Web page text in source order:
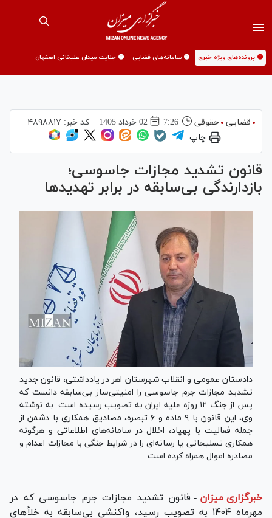
🟡 پرونده‌های ویژه خبری 🟡 سامانه‌های قضایی 🟡 جنایت میدان علیخانی اصفهان
قضایی حقوقی 7:26 02 خرداد 1405 کد خبر: ۴۸۹۸۸۱۷
چاپ
قانون تشدید مجازات جاسوسی؛
بازدارندگی بی‌سابقه در برابر تهدید‌ها
دادستان عمومی و انقلاب شهرستان اهر در یادداشتی، قانون جدید
تشدید مجازات جرم جاسوسی را امنیتی‌ساز بی‌سابقه دانست که
پس از جنگ ۱۲ روزه علیه ایران به تصویب رسیده است. به نوشته
وی، این قانون با ۹ ماده و ۶ تبصره، مصادیق همکاری با دشمن از
جمله فعالیت با پهپاد، اخلال در سامانه‌های اطلاعاتی و هرگونه
همکاری تسلیحاتی یا رسانه‌ای را در شرایط جنگی با مجازات اعدام و
مصادره اموال همراه کرده است.
خبرگزاری میزان - قانون تشدید مجازات جرم جاسوسی که در
مهرماه ۱۴۰۴ به تصویب رسید، واکنشی بی‌سابقه به خلأهای